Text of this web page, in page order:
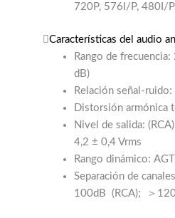
720P, 576I/P, 480I/
Características del audio
Rango de
dB)
Relación señal-
Distorsión armónica
Nivel de salida:
4,2 ± 0,4 Vrms
Rango dinámico:
Separación de
100dB (RCA); ＞